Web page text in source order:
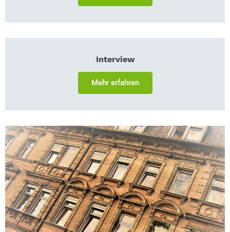
Interview
Mehr erfahren